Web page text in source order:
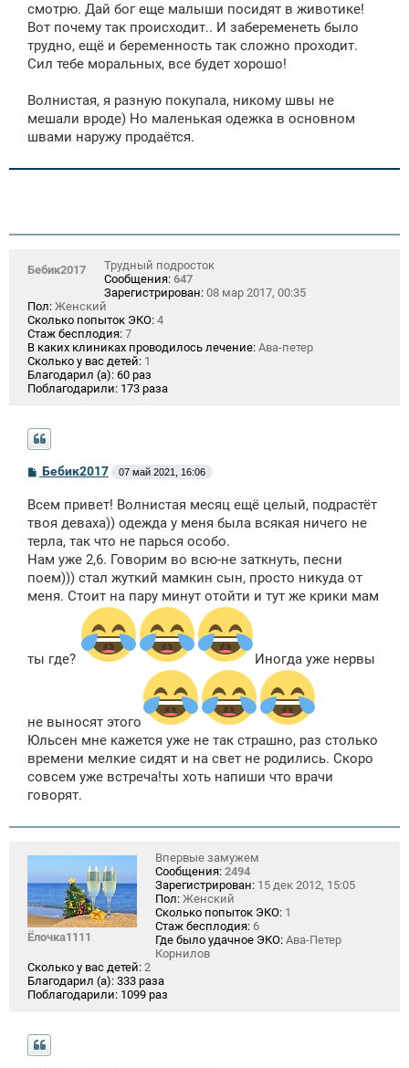
смотрю. Дай бог еще малыши посидят в животике!
Вот почему так происходит.. И забеременеть было
трудно, ещё и беременность так сложно проходит.
Сил тебе моральных, все будет хорошо!
Волнистая, я разную покупала, никому швы не
мешали вроде) Но маленькая одежка в основном
швами наружу продаётся.
Бебик2017
Трудный подросток
Сообщения: 647
Зарегистрирован: 08 мар 2017, 00:35
Пол: Женский
Сколько попыток ЭКО: 4
Стаж бесплодия: 7
В каких клиниках проводилось лечение: Ава-петер
Сколько у вас детей: 1
Благодарил (а): 60 раз
Поблагодарили: 173 раза
С
б
щ
н
и
Бебик2017 07 май 2021, 16:06
Всем привет! Волнистая месяц ещё целый, подрастёт
твоя деваха)) одежда у меня была всякая ничего не
терла, так что не парься особо.
Нам уже 2,6. Говорим во всю-не заткнуть, песни
поем))) стал жуткий мамкин сын, просто никуда от
меня. Стоит на пару минут отойти и тут же крики мам
ты где? Иногда уже нервы
не выносят этого
Юльсен мне кажется уже не так страшно, раз столько
времени мелкие сидят и на свет не родились. Скоро
совсем уже встреча!ты хоть напиши что врачи
говорят.
Ёлочка1111
Впервые замужем
Сообщения: 2494
Зарегистрирован: 15 дек 2012, 15:05
Пол: Женский
Сколько попыток ЭКО: 1
Стаж бесплодия: 6
Где было удачное ЭКО: Ава-Петер
Корнилов
Сколько у вас детей: 2
Благодарил (а): 333 раза
Поблагодарили: 1099 раз